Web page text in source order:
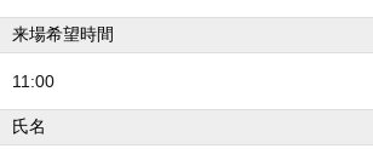
来場希望時間
11:00
氏名